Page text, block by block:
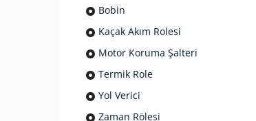
Bobin
Kaçak Akım Rolesi
Motor Koruma Şalteri
Termik Role
Yol Verici
Zaman Rölesi